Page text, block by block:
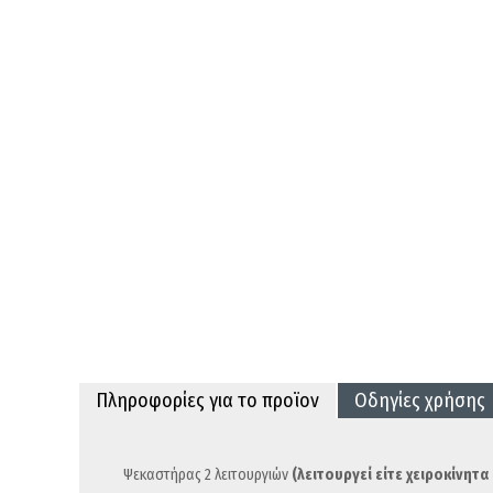
Πληροφορίες για το προϊον Οδηγίες χρήσης
Ψεκαστήρας 2 λειτουργιών (λειτουργεί είτε